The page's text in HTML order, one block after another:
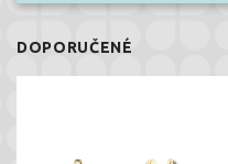
DOPORUČENÉ